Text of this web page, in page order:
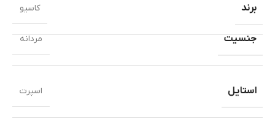
جنسیت مردانه
استایل اسپرت
برند کاسیو